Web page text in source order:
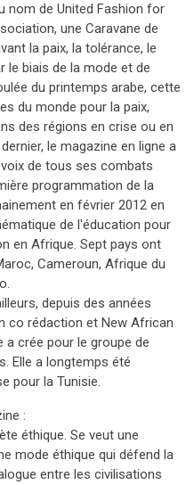
nom de United Fashion for
une Caravane de
la paix, la tolérance, le
le biais de la mode et de
du printemps arabe, cette
du monde pour la paix,
des régions en crise ou en
le magazine en ligne a
de tous ses combats
programmation de la
en février 2012 en
de l'éducation pour
en Afrique. Sept pays ont
Cameroun, Afrique du
depuis des années
co rédaction et New African
crée pour le groupe de
Elle a longtemps été
pour la Tunisie.
:
éthique. Se veut une
mode éthique qui défend la
entre les civilisations